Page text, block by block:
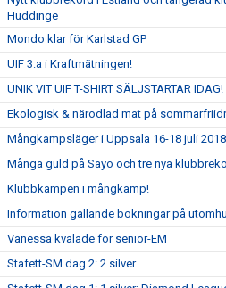
Huddinge
Mondo klar för Karlstad GP
UIF 3:a i Kraftmätningen!
UNIK VIT UIF T-SHIRT SÄLJSTARTAR IDAG!
Ekologisk & närodlad mat på
Mångkampsläger i Uppsala 16-18 juli 2018
Många guld på Sayo och tre nya
Klubbkampen i mångkamp!
Information gällande bokningar på
Vanessa kvalade för senior-EM
Stafett-SM dag 2: 2 silver